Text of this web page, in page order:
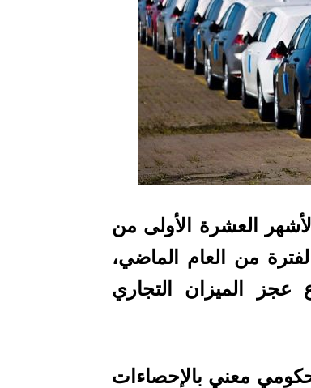
العشرة الأولى من
12,4% عن نفس الفترة من العام الماضي،
الميزان التجاري
معني بالإحصاءات